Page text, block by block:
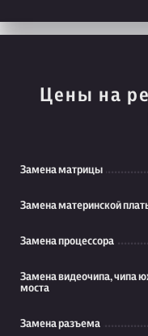
Цены на
Замена матрицы
Замена материнской
Замена процессора
Замена видеочипа, чипа
моста
Замена разъема